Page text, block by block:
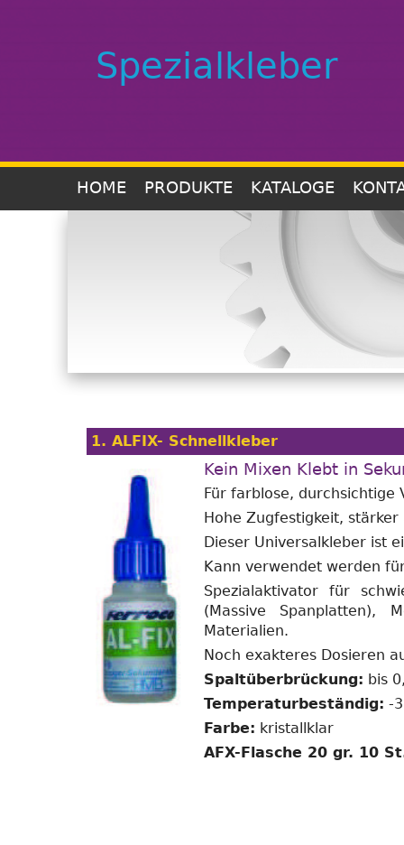
Spezialkleber
HOME PRODUKTE KATALOGE
1. ALFIX- Schnellkleber
Kein Mixen Klebt in
Für farblose, durchsichtige
Hohe Zugfestigkeit,
Dieser Universalkleber ist
Kann verwendet werden
Spezialaktivator für
(Massive Spanplatten),
Materialien.
Noch exakteres Dosieren
Spaltüberbrückung: bis
Temperaturbeständig: -
Farbe: kristallklar
AFX-Flasche 20 gr. 10